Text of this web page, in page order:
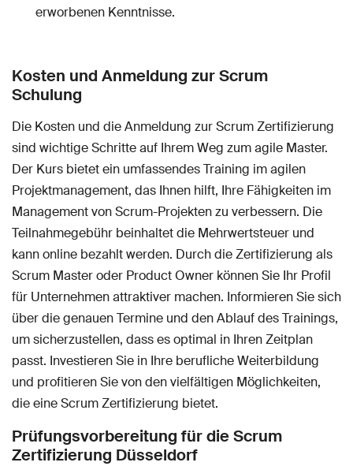
erworbenen Kenntnisse.
Kosten und Anmeldung zur Scrum
Schulung
Die Kosten und die Anmeldung zur Scrum Zertifizierung
sind wichtige Schritte auf Ihrem Weg zum agile Master.
Der Kurs bietet ein umfassendes Training im agilen
Projektmanagement, das Ihnen hilft, Ihre Fähigkeiten im
Management von Scrum-Projekten zu verbessern. Die
Teilnahmegebühr beinhaltet die Mehrwertsteuer und
kann online bezahlt werden. Durch die Zertifizierung als
Scrum Master oder Product Owner können Sie Ihr Profil
für Unternehmen attraktiver machen. Informieren Sie sich
über die genauen Termine und den Ablauf des Trainings,
um sicherzustellen, dass es optimal in Ihren Zeitplan
passt. Investieren Sie in Ihre berufliche Weiterbildung
und profitieren Sie von den vielfältigen Möglichkeiten,
die eine Scrum Zertifizierung bietet.
Prüfungsvorbereitung für die Scrum
Zertifizierung Düsseldorf